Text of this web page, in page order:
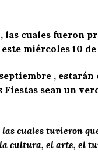
las cuales fueron
miércoles 10
, estarán
sean un
cuales tuvieron
cultura, el arte, el